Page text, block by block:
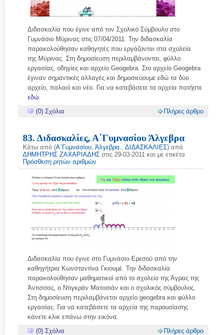
Διδασκαλία που έγινε από τον Σχολικό Σύμβουλο στο
Γυμνάσιο Μύρινας στις 07/04/2011. Την διδασκαλία
παρακολούθησαν καθηγητές που εργάζονται στα σχολεία
της Μύρινας. Στη δημοσίευση περιλαμβάνονται, φύλλο
εργασίας, οδηγίες και αρχείο Geogebra. Στο αρχείο Geogebra
έγιναν σημαντικές αλλαγές και δημοσιεύουμε εδώ τα δύο
αρχείο, παλαιό και νέο. Για να κατεβάσετε τα αρχεία πατήστε
εδώ.
(0) Σχόλια
Πλήρες άρθρο
83. Διδασκαλίες, Α΄Γυμνασίου Άλγεβρα
Κάτω από (Α΄Γυμνασίου Άλγεβρα. ΔΙΔΑΣΚΑΛΙΕΣ) από
ΔΗΜΗΤΡΗΣ ΖΑΧΑΡΙΑΔΗΣ στις 29-03-2011 και με ετικέτα
Πρόσθεση ρητών αριθμών
Διδασκαλία που έγινε στο Γυμνάσιο Ερεσού από την
καθηγήτρια Κωνσταντίνα Γκιουμέ. Την διδασκαλία
παρακολούθησαν μαθηματικοί από το σχολείο της Άγρας της
Άντισσας, ο Ντιγκράν Ματοσιάν και ο σχολικός σύμβουλος.
Στη δημοσίευση περιλαμβάνεται αρχείο geogebra και φύλλο
εργασίας. Για να κατεβάσετε τα αρχεία της παρουσίασης
κάνετε κλικ επάνω στην εικόνα.
(0) Σχόλια
Πλήρες άρθρο